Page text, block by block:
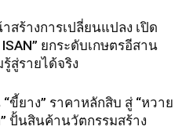
สร้างการเปลี่ยนแปลง เปิด
ISAN” ยกระดับเกษตรอีสาน
สู่รายได้จริง
“ขี้ยาง” ราคาหลักสิบ สู่ “หวาย
ปั้นสินค้านวัตกรรมสร้าง